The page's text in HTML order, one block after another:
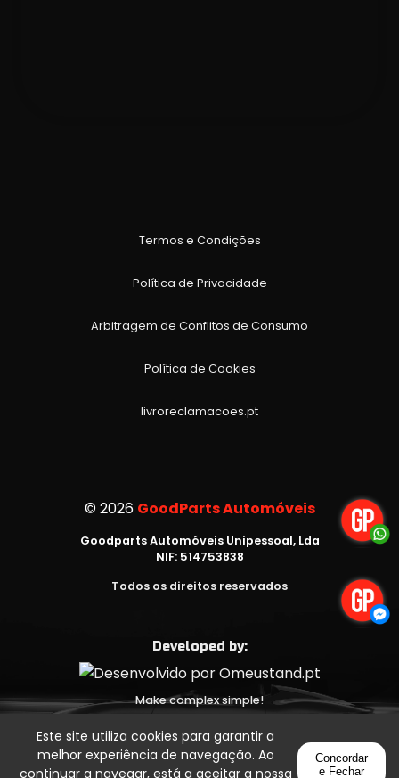
Este site utiliza cookies para garantir a
melhor experiência de navegação. Ao
continuar a navegar, está a aceitar a nossa
Concordar
e Fechar
Termos e Condições
Política de Privacidade
Arbitragem de Conflitos de Consumo
Política de Cookies
livroreclamacoes.pt
© 2026 GoodParts Automóveis
Goodparts Automóveis Unipessoal, Lda
NIF: 514753838
Todos os direitos reservados
Developed by:
Make complex simple!